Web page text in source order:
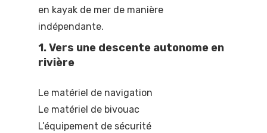
en kayak de mer de manière
indépendante.
1. Vers une descente autonome en
rivière
Le matériel de navigation
Le matériel de bivouac
L’équipement de sécurité